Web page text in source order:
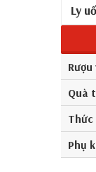
Ly
Quà
Thức
Phụ